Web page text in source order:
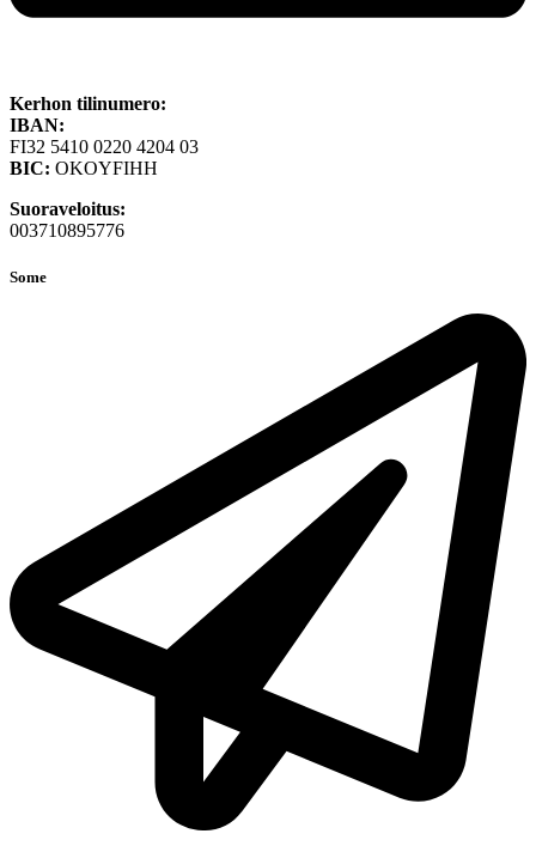
Kerhon tilinumero:
IBAN:
FI32 5410 0220 4204 03
BIC: OKOYFIHH
Suoraveloitus:
003710895776
Some